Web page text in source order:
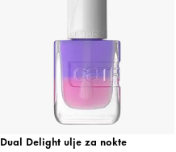
Dual Delight ulje za nokte